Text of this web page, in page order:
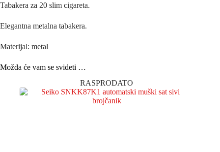
Tabakera za 20 slim cigareta.
Elegantna metalna tabakera.
Materijal: metal
Možda će vam se svideti …
RASPRODATO